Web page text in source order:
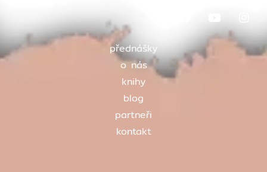
přednášky
o nás
knihy
blog
partneři
kontakt